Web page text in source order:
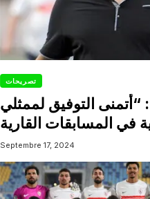
تصريحات
التوفيق لممثلي
Septembre 17, 2024